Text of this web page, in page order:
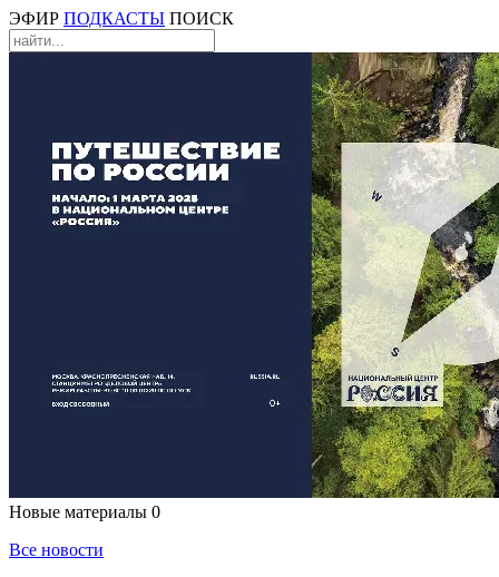
ЭФИР ПОДКАСТЫ ПОИСК
Новые материалы 0
Все новости